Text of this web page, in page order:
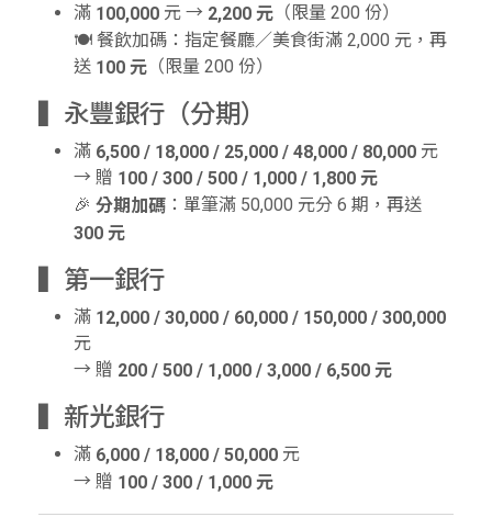
滿 100,000 元 → 2,200 元 （限量 200 份）
🍽 餐飲加碼：指定餐廳／美食街滿 2,000 元，再
送 100 元 （限量 200 份）
▍永豐銀行（分期）
滿 6,500 / 18,000 / 25,000 / 48,000 / 80,000 元
→ 贈 100 / 300 / 500 / 1,000 / 1,800 元
🎉分期加碼 ：單筆滿 50,000 元分 6 期，再送
300 元
▍第一銀行
滿 12,000 / 30,000 / 60,000 / 150,000 / 300,000
元
→ 贈 200 / 500 / 1,000 / 3,000 / 6,500 元
▍新光銀行
滿 6,000 / 18,000 / 50,000 元
→ 贈 100 / 300 / 1,000 元